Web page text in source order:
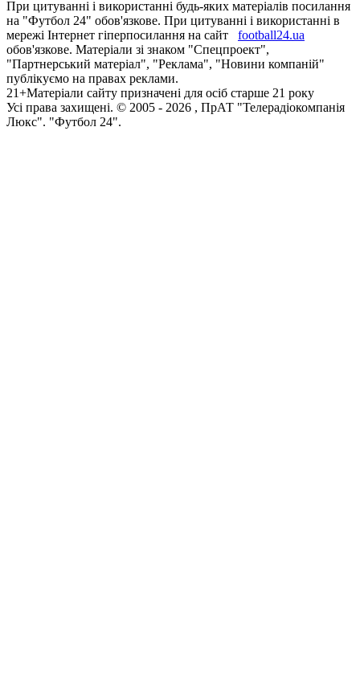
При цитуванні і використанні будь-яких матеріалів посилання
на "Футбол 24" обов'язкове. При цитуванні і використанні в
мережі Інтернет гіперпосилання на сайт
football24.ua
обов'язкове. Матеріали зі знаком "Спецпроект",
"Партнерський матеріал", "Реклама", "Новини компаній"
публікуємо на правах реклами.
21+Матеріали сайту призначені для осіб старше 21 року
Усi права захищенi. © 2005 - 2026 , ПрАТ "Телерадіокомпанія
Люкс". "Футбол 24".